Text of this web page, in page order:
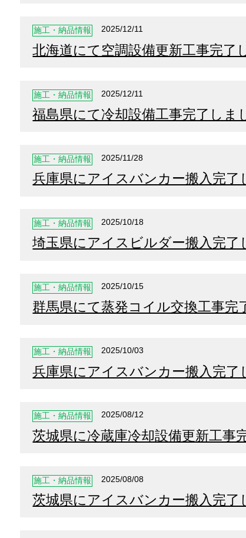
施工・納品情報 2025/12/11
北海道にて空調設備更新工事完了
施工・納品情報 2025/12/11
福島県にて冷却設備工事完了しま
施工・納品情報 2025/11/28
兵庫県にアイスバンカー搬入完了
施工・納品情報 2025/10/18
埼玉県にアイスビルダー搬入完了
施工・納品情報 2025/10/15
群馬県にて蒸発コイル交換工事完
施工・納品情報 2025/10/03
兵庫県にアイスバンカー搬入完了
施工・納品情報 2025/08/12
茨城県に冷蔵庫冷却設備更新工事
施工・納品情報 2025/08/08
茨城県にアイスバンカー搬入完了